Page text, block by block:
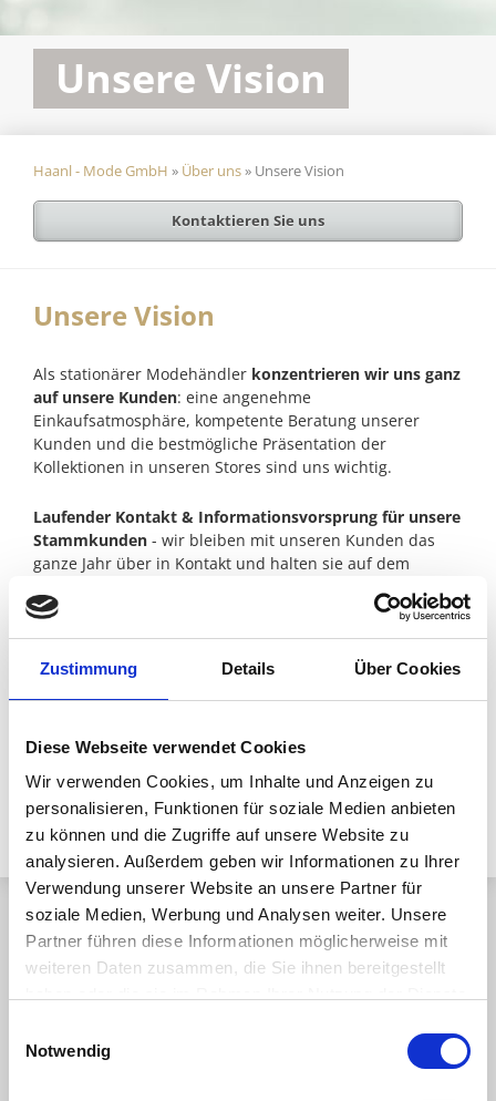
Zustimmung Details Über Cookies
Diese Webseite verwendet Cookies
Wir verwenden Cookies, um Inhalte und Anzeigen zu
personalisieren, Funktionen für soziale Medien anbieten
zu können und die Zugriffe auf unsere Website zu
analysieren. Außerdem geben wir Informationen zu Ihrer
Verwendung unserer Website an unsere Partner für
soziale Medien, Werbung und Analysen weiter. Unsere
Partner führen diese Informationen möglicherweise mit
weiteren Daten zusammen, die Sie ihnen bereitgestellt
Notwendig
Unsere Vision
Haanl - Mode GmbH » Über uns» Unsere Vision
Kontaktieren Sie uns
Unsere Vision
Als stationärer Modehändler konzentrieren wir uns ganz
auf unsere Kunden: eine angenehme
Einkaufsatmosphäre, kompetente Beratung unserer
Kunden und die bestmögliche Präsentation der
Kollektionen in unseren Stores sind uns wichtig.
Laufender Kontakt & Informationsvorsprung für unsere
Stammkunden- wir bleiben mit unseren Kunden das
ganze Jahr über in Kontakt und halten sie auf dem
und spezielle Angebote.
Unsere Mitarbeiter sind einwichtiger Teil unseres
nachhaltigen Unternehmenserfolges.
investieren wir auch laufend in die Aus- und
Farb-Typ-Schulungen, etc.), denn die kompetente und
individuelle Beratung unserer Kunden ist unsere größte
Chance auch in Zukunft am Markt erfolgreich zu sein!